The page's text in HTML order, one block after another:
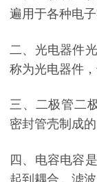
遍用于各种电子
二、光电器件
称为光电器件
三、二极管二
密封管壳制成
四、电容电容
起到耦合、滤